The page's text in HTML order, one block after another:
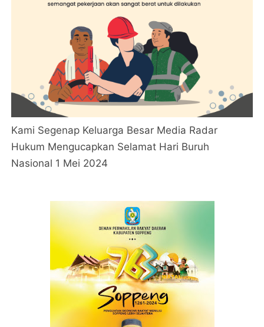
Kami Segenap Keluarga Besar Media Radar
Hukum Mengucapkan Selamat Hari Buruh
Nasional 1 Mei 2024